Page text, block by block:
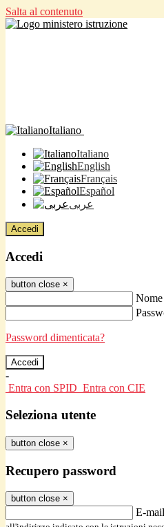
Salta al contenuto
Italiano
Italiano
English
Français
Español
عربى
Accedi
Accedi
button close ×
Password dimenticata?
-
Entra con SPID Entra con CIE
Seleziona utente
button close ×
Recupero password
button close ×
E-mail